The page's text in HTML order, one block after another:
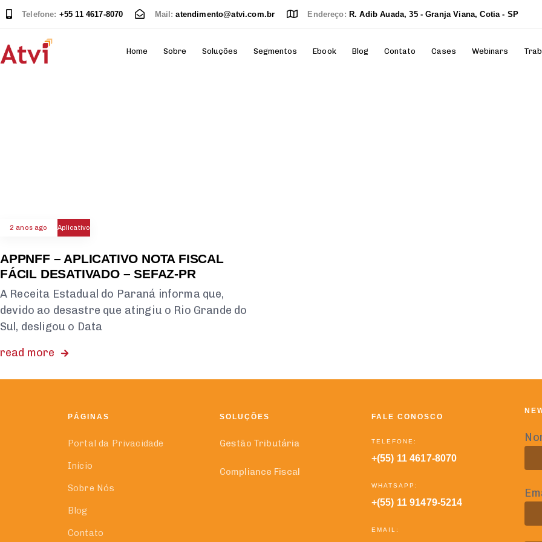
Telefone: +55 11 4617-8070 Mail:atendimento@atvi.com.br Endereço: R. Adib Auada, 35 - Granja Viana, Cotia - SP
Home Sobre Soluções Segmentos Ebook Blog Contato Cases Webinars
2 anos ago Aplicativo
APPNFF – APLICATIVO NOTA FISCAL
FÁCIL DESATIVADO – SEFAZ-PR
A Receita Estadual do Paraná informa que,
devido ao desastre que atingiu o Rio Grande do
Sul, desligou o Data
read more
PÁGINAS
Portal da Privacidade
Início
Sobre Nós
Blog
Contato
SOLUÇÕES
Gestão Tributária
Compliance Fiscal
FALE CONOSCO
TELEFONE:
+(55) 11 4617-8070
WHATSAPP:
+(55) 11 91479-5214
EMAIL: